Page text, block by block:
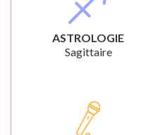
ASTROLOGIE
Sagittaire